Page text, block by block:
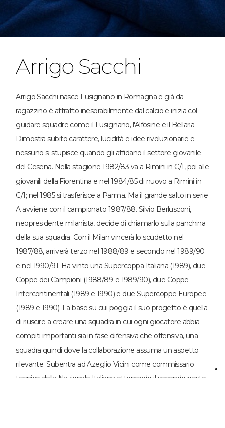
Arrigo Sacchi
Arrigo Sacchi nasce Fusignano in Romagna e già da
ragazzino è attratto inesorabilmente dal calcio e inizia col
guidare squadre come il Fusignano, l'Alfosine e il Bellaria.
Dimostra subito carattere, lucidità e idee rivoluzionarie e
nessuno si stupisce quando gli affidano il settore giovanile
del Cesena. Nella stagione 1982/83 va a Rimini in C/1, poi alle
giovanili della Fiorentina e nel 1984/85 di nuovo a Rimini in
C/1; nel 1985 si trasferisce a Parma. Ma il grande salto in serie
A avviene con il campionato 1987/88. Silvio Berlusconi,
neopresidente milanista, decide di chiamarlo sulla panchina
della sua squadra. Con il Milan vincerà lo scudetto nel
1987/88, arriverà terzo nel 1988/89 e secondo nel 1989/90
e nel 1990/91. Ha vinto una Supercoppa Italiana (1989), due
Coppe dei Campioni (1988/89 e 1989/90), due Coppe
Intercontinentali (1989 e 1990) e due Supercoppe Europee
(1989 e 1990). La base su cui poggia il suo progetto è quella
di riuscire a creare una squadra in cui ogni giocatore abbia
compiti importanti sia in fase difensiva che offensiva, una
squadra quindi dove la collaborazione assuma un aspetto
rilevante. Subentra ad Azeglio Vicini come commissario
tecnico della Nazionale Italiana ottenendo il secondo posto